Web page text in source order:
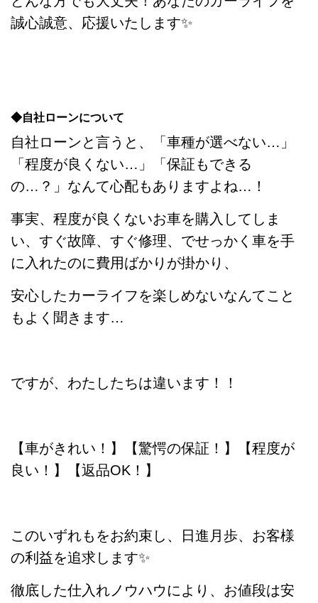
誠心誠意、応援いたします✨
◆自社ローンについて
自社ローンと言うと、「車種が選べない…」
「程度が良くない…」「保証もできる
の…？」なんて心配もありますよね…！
事実、程度が良くないお車を購入してしま
い、すぐ故障、すぐ修理、でせっかく車を手
に入れたのに費用ばかりが掛かり、
安心したカーライフを楽しめないなんてこと
もよく聞きます…
ですが、わたしたちは違います！！
【車がきれい！】【驚愕の保証！】【程度が
良い！】【返品OK！】
このいずれもをお約束し、日進月歩、お客様
の利益を追求します✨
徹底した仕入れノウハウにより、お値段は安